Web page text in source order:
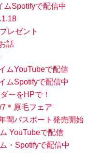
ムSpotifyで配信中
プレゼント
話
ムYouTubeで配信
ムSpotifyで配信中
ーをHPで！
＊原毛フェア
間パスポート発売開始
YouTubeで配信
・Spotifyで配信中